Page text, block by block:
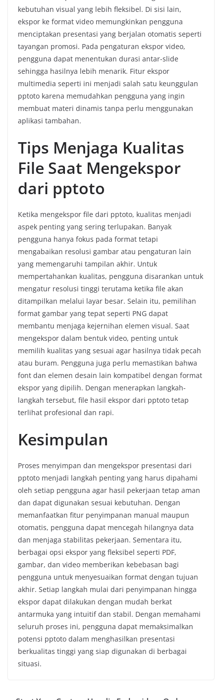
kebutuhan visual yang lebih fleksibel. Di sisi lain,
ekspor ke format video memungkinkan pengguna
menciptakan presentasi yang berjalan otomatis seperti
tayangan promosi. Pada pengaturan ekspor video,
pengguna dapat menentukan durasi antar-slide
sehingga hasilnya lebih menarik. Fitur ekspor
multimedia seperti ini menjadi salah satu keunggulan
pptoto karena memudahkan pengguna yang ingin
membuat materi dinamis tanpa perlu menggunakan
aplikasi tambahan.
Tips Menjaga Kualitas
File Saat Mengekspor
dari pptoto
Ketika mengekspor file dari pptoto, kualitas menjadi
aspek penting yang sering terlupakan. Banyak
pengguna hanya fokus pada format tetapi
mengabaikan resolusi gambar atau pengaturan lain
yang memengaruhi tampilan akhir. Untuk
mempertahankan kualitas, pengguna disarankan untuk
mengatur resolusi tinggi terutama ketika file akan
ditampilkan melalui layar besar. Selain itu, pemilihan
format gambar yang tepat seperti PNG dapat
membantu menjaga kejernihan elemen visual. Saat
mengekspor dalam bentuk video, penting untuk
memilih kualitas yang sesuai agar hasilnya tidak pecah
atau buram. Pengguna juga perlu memastikan bahwa
font dan elemen desain lain kompatibel dengan format
ekspor yang dipilih. Dengan menerapkan langkah-
langkah tersebut, file hasil ekspor dari pptoto tetap
terlihat profesional dan rapi.
Kesimpulan
Proses menyimpan dan mengekspor presentasi dari
pptoto menjadi langkah penting yang harus dipahami
oleh setiap pengguna agar hasil pekerjaan tetap aman
dan dapat digunakan sesuai kebutuhan. Dengan
memanfaatkan fitur penyimpanan manual maupun
otomatis, pengguna dapat mencegah hilangnya data
dan menjaga stabilitas pekerjaan. Sementara itu,
berbagai opsi ekspor yang fleksibel seperti PDF,
gambar, dan video memberikan kebebasan bagi
pengguna untuk menyesuaikan format dengan tujuan
akhir. Setiap langkah mulai dari penyimpanan hingga
ekspor dapat dilakukan dengan mudah berkat
antarmuka yang intuitif dan stabil. Dengan memahami
seluruh proses ini, pengguna dapat memaksimalkan
potensi pptoto dalam menghasilkan presentasi
berkualitas tinggi yang siap digunakan di berbagai
situasi.